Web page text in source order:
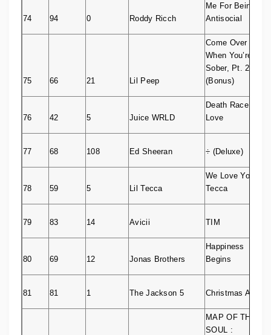
74 94 0 Roddy Ricch
Me For Being
Antisocial
75 66 21 Lil Peep
Come Over
When You’re
Sober, Pt. 2
(Bonus)
76 42 5 Juice WRLD
Death Race For
Love
77 68 108 Ed Sheeran ÷ (Deluxe)
78 59 5 Lil Tecca
We Love You
Tecca
79 83 14 Avicii TIM
80 69 12 Jonas Brothers
Happiness
Begins
81 81 1 The Jackson 5 Christmas Album
MAP OF THE
SOUL :